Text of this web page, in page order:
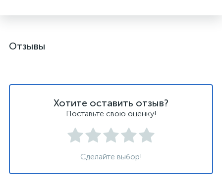
Отзывы
Хотите оставить отзыв?
Поставьте свою оценку!
Сделайте выбор!